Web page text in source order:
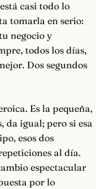
casi todo lo
tomarla en serio:
negocio y
todos los días,
Dos segundos
Es la pequeña,
da igual; pero si esa
esos dos
al día.
espectacular
por lo